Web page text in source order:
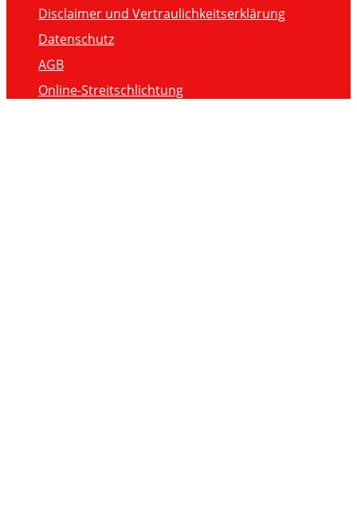
Disclaimer und Vertraulichkeitserklärung
Datenschutz
AGB
Online-Streitschlichtung